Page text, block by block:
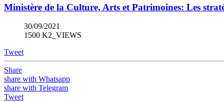
Ministère de la Culture, Arts et Patrimoines: Les
30/09/2021
1500 K2_VIEWS
Tweet
Share
share with Whatsapp
share with Telegram
Tweet